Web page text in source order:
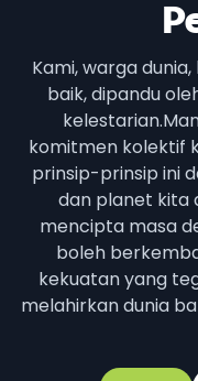
Kami, warga
baik, dipandu
kelestarian.
komitmen kolektif
prinsip-prinsip ini
dan planet kita
mencipta masa
boleh
kekuatan yang
melahirkan dunia